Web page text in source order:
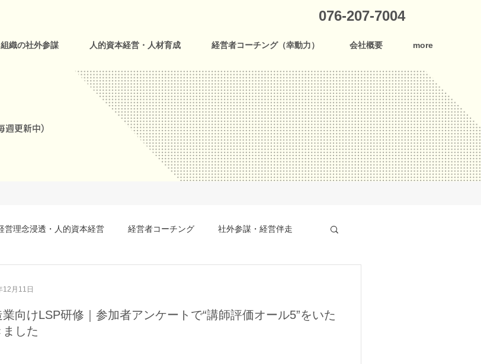
076-207-7004
組織の社外参謀 人的資本経営・人材育成 経営者コーチング（幸動力） 会社概要 more
週更新中)
営理念浸透・人的資本経営 経営者コーチング 社外参謀・経営伴走
業向けLSP研修｜参加者アンケートで“講師評価オール5”をいた
ました
12月11日